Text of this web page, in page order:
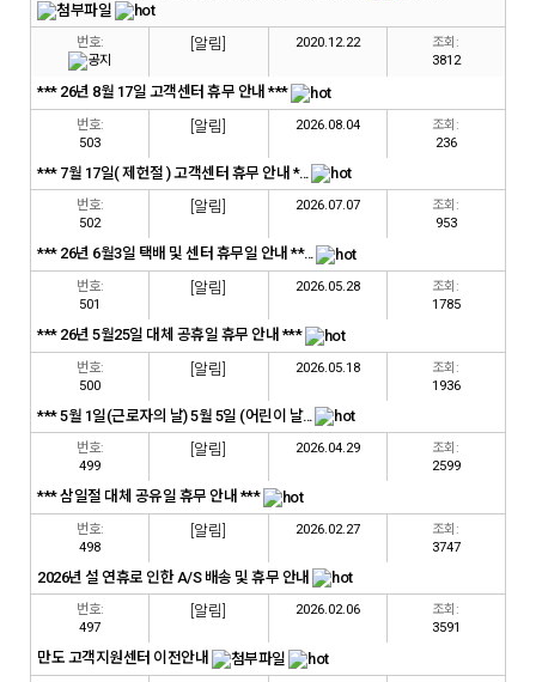
번호: [알림] 2020.12.22
조회:
3812
번호:
503
[알림]
*** 26년 8월 17일 고객센터 휴무 안내 ***
2026.08.04
조회:
236
번호:
502
[알림]
*** 7월 17일( 제헌절 ) 고객센터 휴무 안내 *...
2026.07.07
조회:
953
번호:
501
[알림]
*** 26년 6월3일 택배 및 센터 휴무일 안내 **...
2026.05.28
조회:
1785
번호:
500
[알림]
*** 26년 5월25일 대체 공휴일 휴무 안내 ***
2026.05.18
조회:
1936
번호:
499
[알림]
*** 5월 1일(근로자의 날) 5월 5일 (어린이 날...
2026.04.29
조회:
2599
번호:
498
[알림]
*** 삼일절 대체 공유일 휴무 안내 ***
2026.02.27
조회:
3747
번호:
497
[알림]
2026년 설 연휴로 인한 A/S 배송 및 휴무 안내
2026.02.06
조회:
3591
만도 고객지원센터 이전안내